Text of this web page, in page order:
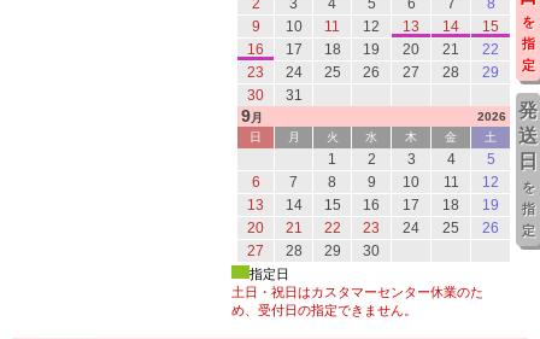
2
3 4 5 6 7
8
9
10 11 12 13 14
15
16
17 18 19 20 21
22
23
24 25 26 27 28
29
30
31
9月
2026
日
月 火 水 木 金 土
1 2 3 4
5
6
7 8 9 10 11
12
13
14 15 16 17 18
19
20
21 22 23 24 25
26
27
28 29 30
指定日
土日・祝日はカスタマーセンター休業のた
め、受付日の指定できません。
を
指
定
発
送
日
を
指
定